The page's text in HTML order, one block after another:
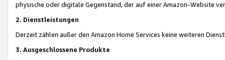
physische oder digitale Gegenstand, der auf einer Amazon-Website
2. Dienstleistungen
Derzeit zählen außer den Amazon Home Services keine weiteren
3. Ausgeschlossene Produkte